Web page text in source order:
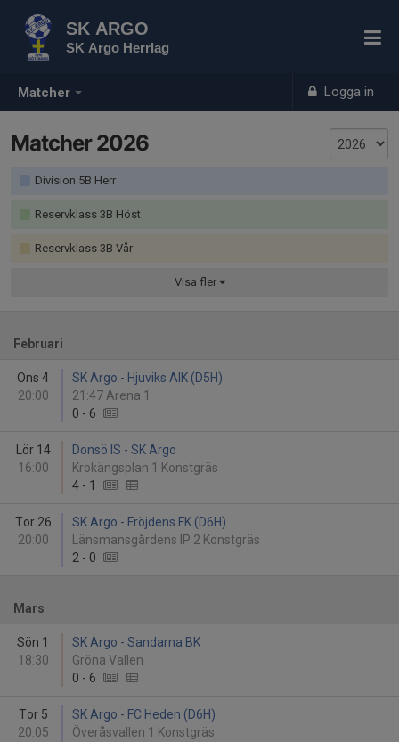
Matcher Logga in
SK ARGO
SK Argo Herrlag
Matcher 2026
Division 5B Herr
Reservklass 3B Höst
Reservklass 3B Vår
Visa fler
Februari
Ons 4
20:00
SK Argo - Hjuviks AIK (D5H)
21:47 Arena 1
0 - 6
Lör 14
16:00
Donsö IS - SK Argo
Krokängsplan 1 Konstgräs
4 - 1
Tor 26
20:00
SK Argo - Fröjdens FK (D6H)
Länsmansgårdens IP 2 Konstgräs
2 - 0
Mars
Sön 1
18:30
SK Argo - Sandarna BK
Gröna Vallen
0 - 6
Tor 5
20:05
SK Argo - FC Heden (D6H)
Överåsvallen 1 Konstgräs